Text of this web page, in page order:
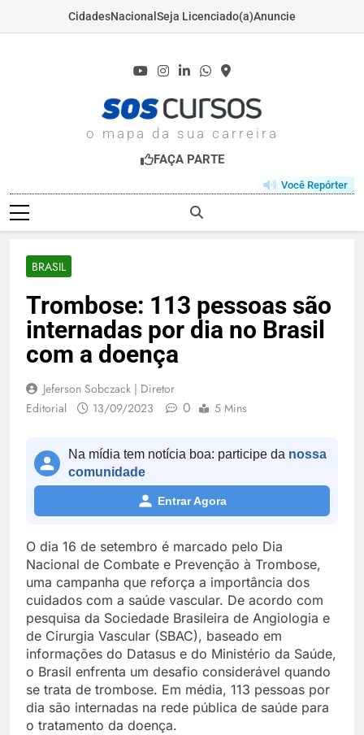
CidadesNacional Seja Licenciado(a)Anuncie
o mapa da sua carreira
FAÇA PARTE
Você Repórter
BRASIL
Trombose: 113 pessoas são
internadas por dia no Brasil
com a doença
Jeferson Sobczack | Diretor
Editorial
13/09/2023 0 5 Mins
Na mídia tem notícia boa: participe da nossa
comunidade
Entrar Agora
O dia 16 de setembro é marcado pelo Dia
Nacional de Combate e Prevenção à Trombose,
uma campanha que reforça a importância dos
cuidados com a saúde vascular. De acordo com
pesquisa da Sociedade Brasileira de Angiologia e
de Cirurgia Vascular (SBAC), baseado em
informações do Datasus e do Ministério da Saúde,
o Brasil enfrenta um desafio considerável quando
se trata de trombose. Em média, 113 pessoas por
dia são internadas na rede pública de saúde para
o tratamento da doença.